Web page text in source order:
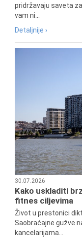
pridržavaju saveta
vam ni...
Detaljnije ›
30.07.2026
Kako uskladiti
fitnes ciljevima
Život u prestonici
Saobraćajne gužve
kancelarijama...